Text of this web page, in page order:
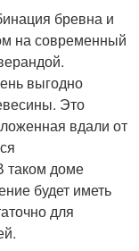
бревна и
на современный
выгодно
Это
вдали от
таком доме
будет иметь
для